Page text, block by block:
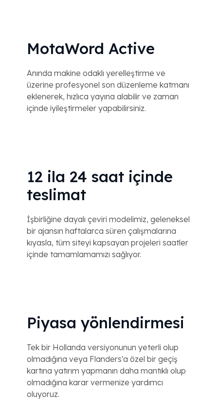
MotaWord Active
Anında makine odaklı yerelleştirme ve
üzerine profesyonel son düzenleme katmanı
eklenerek, hızlıca yayına alabilir ve zaman
içinde iyileştirmeler yapabilirsiniz.
12 ila 24 saat içinde
teslimat
İşbirliğine dayalı çeviri modelimiz, geleneksel
bir ajansın haftalarca süren çalışmalarına
kıyasla, tüm siteyi kapsayan projeleri saatler
içinde tamamlamamızı sağlıyor.
Piyasa yönlendirmesi
Tek bir Hollanda versiyonunun yeterli olup
olmadığına veya Flanders'a özel bir geçiş
kartına yatırım yapmanın daha mantıklı olup
olmadığına karar vermenize yardımcı
oluyoruz.